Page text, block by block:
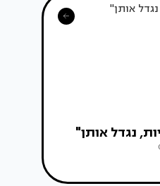
נגדל אותן"